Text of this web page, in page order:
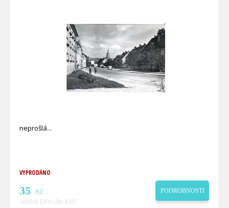
neprošlá
VYPRODÁNO
35 Kč
včetně DPH dle § 90
PODROBNOSTI